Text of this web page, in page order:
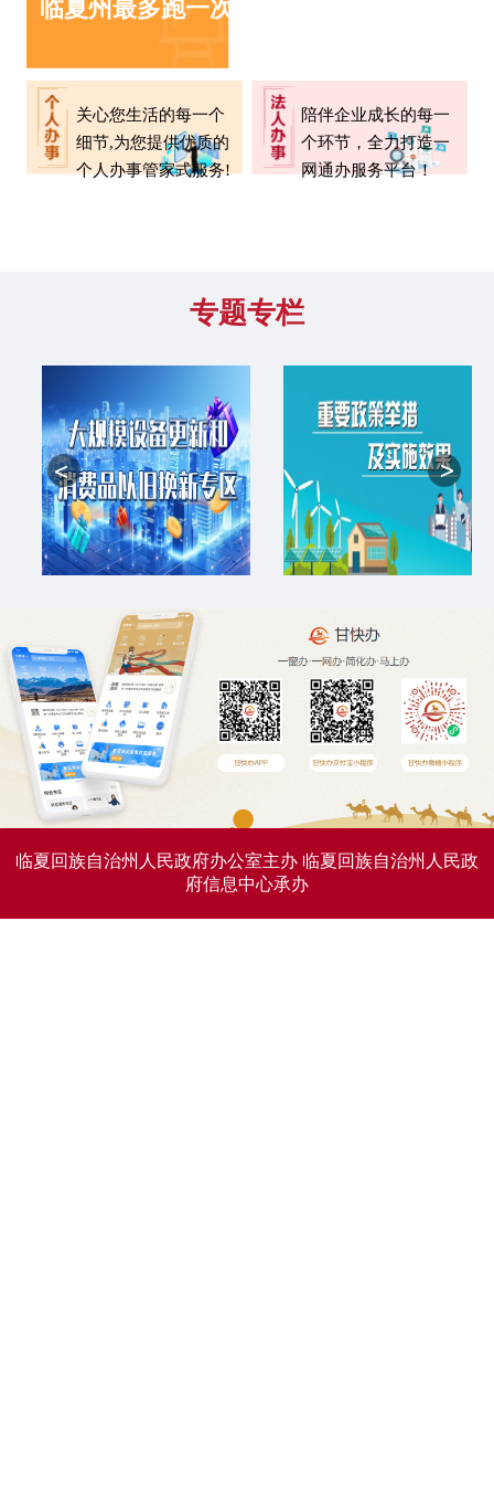
临夏州最多跑一次清单
关心您生活的每一个
细节,为您提供优质的
个人办事管家式服务!
陪伴企业成长的每一
个环节，全力打造一
网通办服务平台！
专题专栏
临夏回族自治州人民政府办公室主办 临夏回族自治州人民政
府信息中心承办